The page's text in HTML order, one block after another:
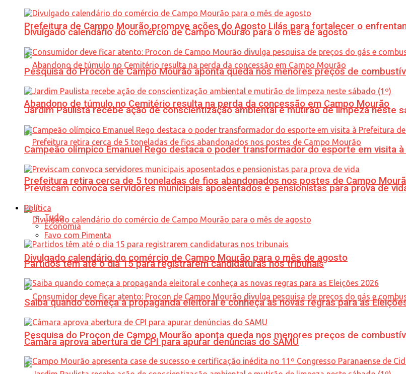
Prefeitura de Campo Mourão promove ações do Agosto Lilás para fortalecer o
Abandono de túmulo no Cemitério resulta na perda da concessão em Campo Mourão
Prefeitura retira cerca de 5 toneladas de fios abandonados nos postes de Campo
Divulgado calendário do comércio de Campo Mourão para o mês de agosto
Pesquisa do Procon de Campo Mourão aponta queda nos menores preços de
Divulgado calendário do comércio de Campo Mourão para o mês de agosto
Pesquisa do Procon de Campo Mourão aponta queda nos menores preços de
Jardim Paulista recebe ação de conscientização ambiental e mutirão de limpeza neste
Campeão olímpico Emanuel Rego destaca o poder transformador do esporte em visita
Previscam convoca servidores municipais aposentados e pensionistas para prova de
Política
Tudo
Economia
Favo com Pimenta
Partidos têm até o dia 15 para registrarem candidaturas nos tribunais
Saiba quando começa a propaganda eleitoral e conheça as novas regras para as
Câmara aprova abertura de CPI para apurar denúncias do SAMU